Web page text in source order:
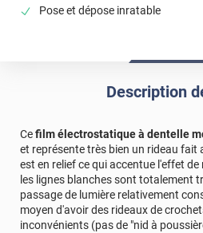
Pose et dépose inratable
Description
Cefilm électrostatique à dentelle
et représente très bien un rideau fait
est en relief ce qui accentue l'effet
les lignes blanches sont totalement
passage de lumière relativement
moyen d'avoir des rideaux de
inconvénients (pas de "nid à